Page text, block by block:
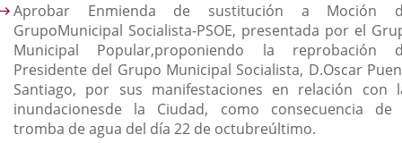
Aprobar Enmienda de sustitución a Moción
GrupoMunicipal Socialista-PSOE, presentada por el
Municipal Popular,proponiendo la reprobación
Presidente del Grupo Municipal Socialista, D.Oscar
Santiago, por sus manifestaciones en relación con
inundacionesde la Ciudad, como consecuencia de
tromba de agua del día 22 de octubreúltimo.